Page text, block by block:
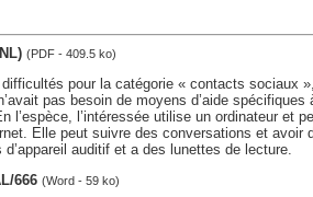
(PDF - 409.5 ko)
pour la catégorie « contacts sociaux
pas besoin de moyens d’aide
l’espèce, l’intéressée utilise un ordinateur et
Elle peut suivre des conversations et avoir
auditif et a des lunettes de lecture.
666 (Word - 59 ko)